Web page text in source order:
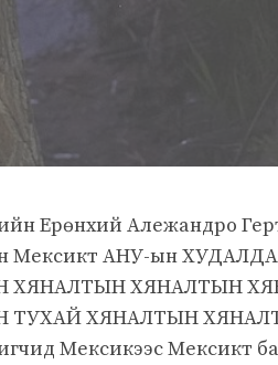
Ерөнхий Алежандро
Мексикт АНУ-ын
ХЯНАЛТЫН ХЯНАЛТЫН
ТУХАЙ ХЯНАЛТЫН
Мексикээс Мексикт